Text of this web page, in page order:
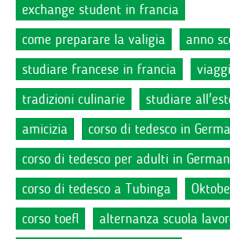
exchange student in francia
come preparare la valigia
anno
studiare francese in francia
tradizioni culinarie
studiare
amicizia
corso di tedesco in
corso di tedesco per adulti in
corso di tedesco a Tubinga
corso toefl
alternanza scuola